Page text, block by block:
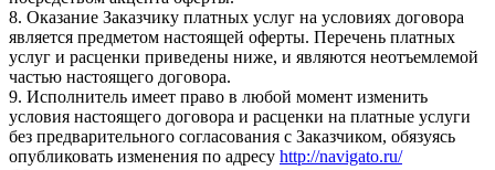
8. Оказание Заказчику платных услуг на условиях договора
является предметом настоящей оферты. Перечень платных
услуг и расценки приведены ниже, и являются неотъемлемой
частью настоящего договора.
9. Исполнитель имеет право в любой момент изменить
условия настоящего договора и расценки на платные услуги
без предварительного согласования с Заказчиком, обязуясь
опубликовать изменения по адресу http://navigato.ru/